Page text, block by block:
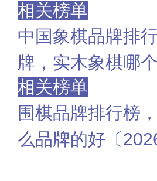
相关榜单
中国象棋品牌排
牌，实木象棋哪
相关榜单
围棋品牌排行榜
么品牌的好〔